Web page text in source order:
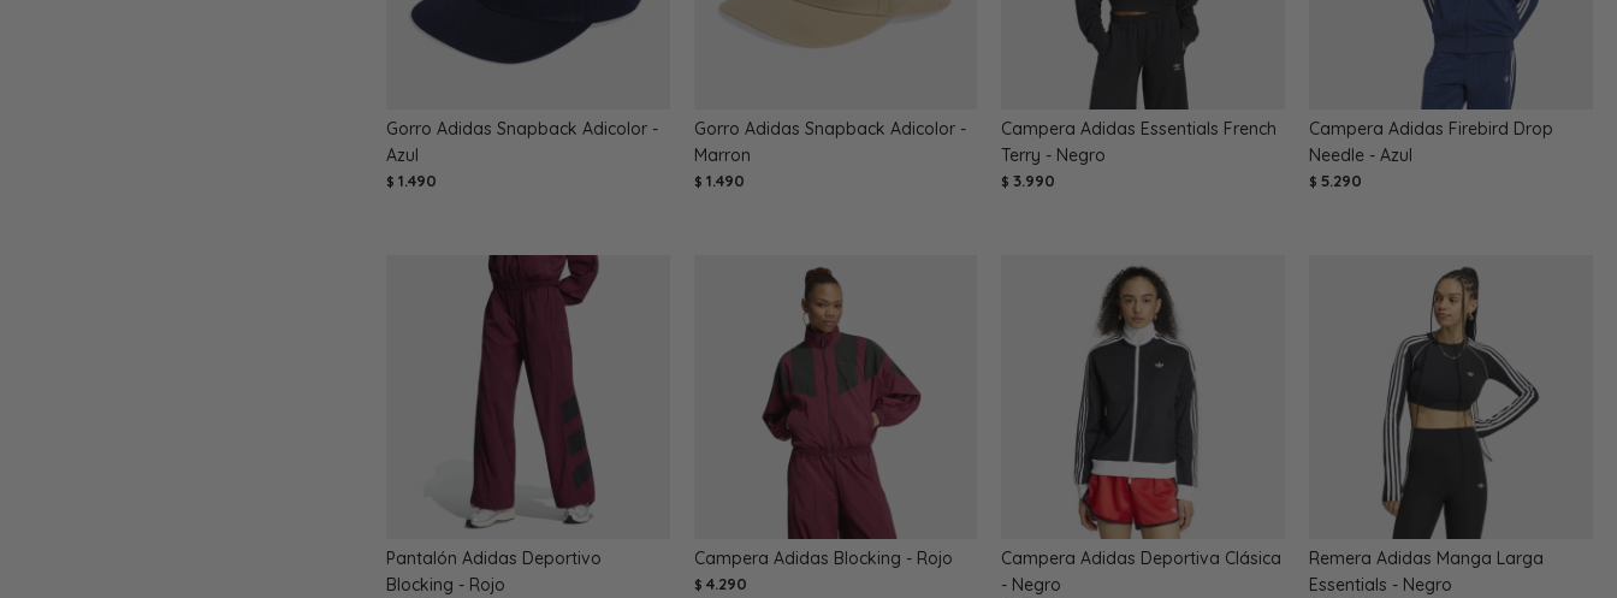
Gorro Adidas Snapback Adicolor -
Azul
$ 1.490
Gorro Adidas Snapback Adicolor -
Marron
$ 1.490
Campera Adidas Essentials French
Terry - Negro
$ 3.990
Campera Adidas Firebird Drop
Needle - Azul
$ 5.290
Pantalón Adidas Deportivo
Blocking - Rojo
Campera Adidas Blocking - Rojo
$ 4.290
Campera Adidas Deportiva Clásica
- Negro
Remera Adidas Manga Larga
Essentials - Negro